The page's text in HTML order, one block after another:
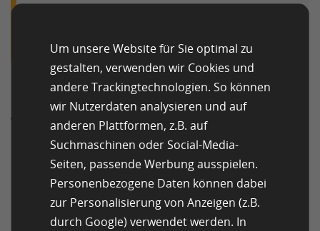
während er dessen
Effizienz demonstriert.
Wie Entwickler von
Crowdtesting
profitieren
Um unsere Website für Sie optimal zu
gestalten, verwenden wir Cookies und
andere Trackingtechnologien. So können
wir Nutzerdaten analysieren und auf
anderen Plattformen, z.B. auf
Suchmaschinen oder Social-Media-
Seiten, passende Werbung ausspielen.
Personenbezogene Daten können dabei
zur Personalisierung von Anzeigen (z.B.
durch Google) verwendet werden. In